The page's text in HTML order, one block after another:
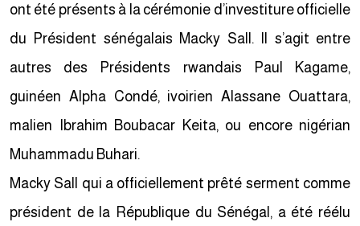
ont été présents à la cérémonie d’investiture officielle
du Président sénégalais Macky Sall. Il s’agit entre
autres des Présidents rwandais Paul Kagame,
guinéen Alpha Condé, ivoirien Alassane Ouattara,
malien Ibrahim Boubacar Keita, ou encore nigérian
Muhammadu Buhari.
Macky Sall qui a officiellement prêté serment comme
président de la République du Sénégal, a été réélu